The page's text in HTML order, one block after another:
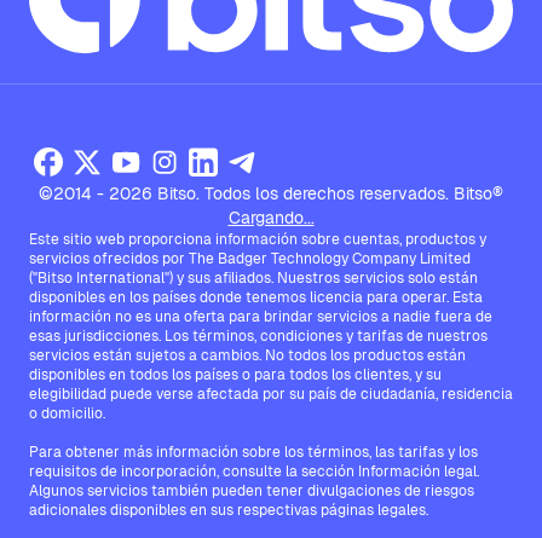
©2014 - 2026 Bitso. Todos los derechos reservados. Bitso®
Cargando...
Este sitio web proporciona información sobre cuentas, productos y
servicios ofrecidos por The Badger Technology Company Limited
("Bitso International") y sus afiliados. Nuestros servicios solo están
disponibles en los países donde tenemos licencia para operar. Esta
información no es una oferta para brindar servicios a nadie fuera de
esas jurisdicciones. Los términos, condiciones y tarifas de nuestros
servicios están sujetos a cambios. No todos los productos están
disponibles en todos los países o para todos los clientes, y su
elegibilidad puede verse afectada por su país de ciudadanía, residencia
o domicilio.
Para obtener más información sobre los términos, las tarifas y los
requisitos de incorporación, consulte la sección Información legal.
Algunos servicios también pueden tener divulgaciones de riesgos
adicionales disponibles en sus respectivas páginas legales.